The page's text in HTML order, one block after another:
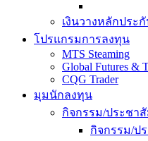
เงินวางหลักประ
โปรแกรมการลงทุน
MTS Steaming
Global Futures &
CQG Trader
มุมนักลงทุน
กิจกรรม/ประชา
กิจกรรม/ป